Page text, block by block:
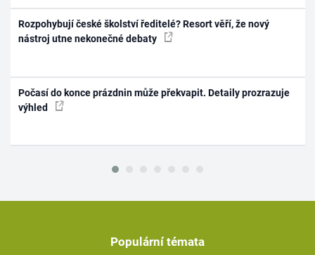
Rozpohybují české školství ředitelé? Resort věří, že nový
nástroj utne nekonečné debaty
Počasí do konce prázdnin může překvapit. Detaily prozrazuje
výhled
Populární témata